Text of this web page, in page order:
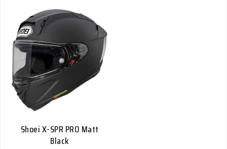
Shoei X-SPR PRO Matt
Black